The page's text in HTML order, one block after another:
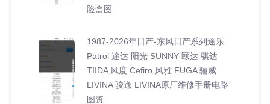
险盒图
1987-2026年日产-东风日产系列途乐
Patrol 途达 阳光 SUNNY 颐达 骐达
TIIDA 风度 Cefiro 风雅 FUGA 骊威
LIVINA 骏逸 LIVINA原厂维修手册电路
图资